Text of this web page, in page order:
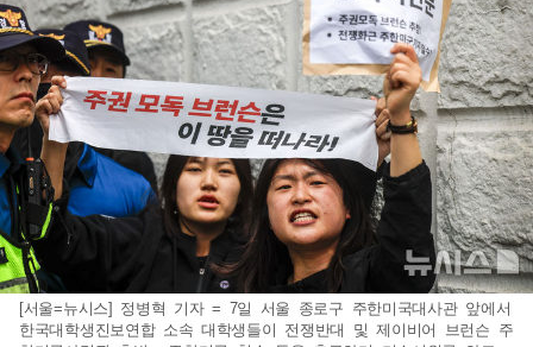
[서울=뉴시스] 정병혁 기자 = 7일 서울 종로구 주한미국대사관 앞에서
한국대학생진보연합 소속 대학생들이 전쟁반대 및 제이비어 브런슨 주